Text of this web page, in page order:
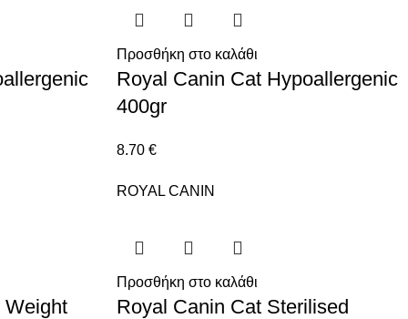
Προσθήκη στο καλάθι
Royal Canin Cat Hypoallergenic
400gr
8.70 €
Weight
ROYAL CANIN
Προσθήκη στο καλάθι
Royal Canin Cat Sterilised